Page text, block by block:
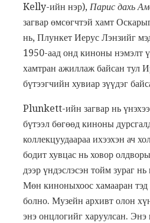
Kelly-ийн нэр), Парис дахь
загвар өмсөгчтэй хамт
нь, Плункет Иерус Лэнзийг
1950-аад онд киноны нэмэлт
хамтран ажиллаж байсан тул
бүтээгчийн хувиар зүүдэг
Plunkett-ийн загвар нь
бүтээл бөгөөд киноны
коллекцуудаараа ихээхэн ач
бодит хувцас нь ховор
дээр үндэслэсэн тойм зураг
Мөн киноныхоос хамааран
болно. Музейн архивт олон
энэ онцлогийг харуулсан. Энэ